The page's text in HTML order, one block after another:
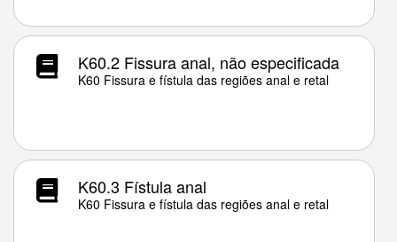
K60.2 Fissura anal, não especificada
K60 Fissura e fístula das regiões anal e retal
K60.3 Fístula anal
K60 Fissura e fístula das regiões anal e retal